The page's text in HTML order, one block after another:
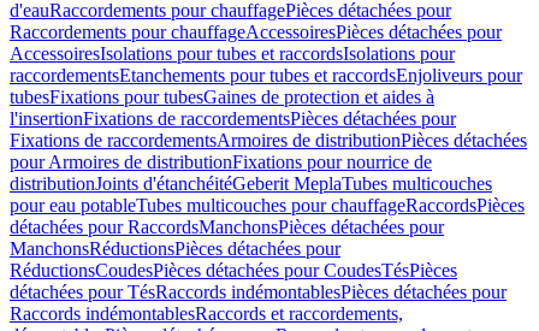
d'eauRaccordements pour chauffagePièces détachées pour
Raccordements pour chauffageAccessoiresPièces détachées pour
AccessoiresIsolations pour tubes et raccordsIsolations pour
raccordementsEtanchements pour tubes et raccordsEnjoliveurs pour
tubesFixations pour tubesGaines de protection et aides à
l'insertionFixations de raccordementsPièces détachées pour
Fixations de raccordementsArmoires de distributionPièces détachées
pour Armoires de distributionFixations pour nourrice de
distributionJoints d'étanchéitéGeberit MeplaTubes multicouches
pour eau potableTubes multicouches pour chauffageRaccordsPièces
détachées pour RaccordsManchonsPièces détachées pour
ManchonsRéductionsPièces détachées pour
RéductionsCoudesPièces détachées pour CoudesTésPièces
détachées pour TésRaccords indémontablesPièces détachées pour
Raccords indémontablesRaccords et raccordements,